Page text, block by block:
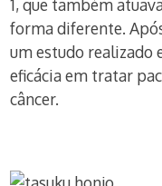
1, que também
forma diferente.
um estudo realizado
eficácia em tratar
câncer.